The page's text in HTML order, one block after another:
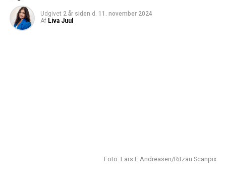
Udgivet 2 år siden d. 11. november 2024
Af Liva Juul
Foto: Lars E Andreasen/Ritzau Scanpix